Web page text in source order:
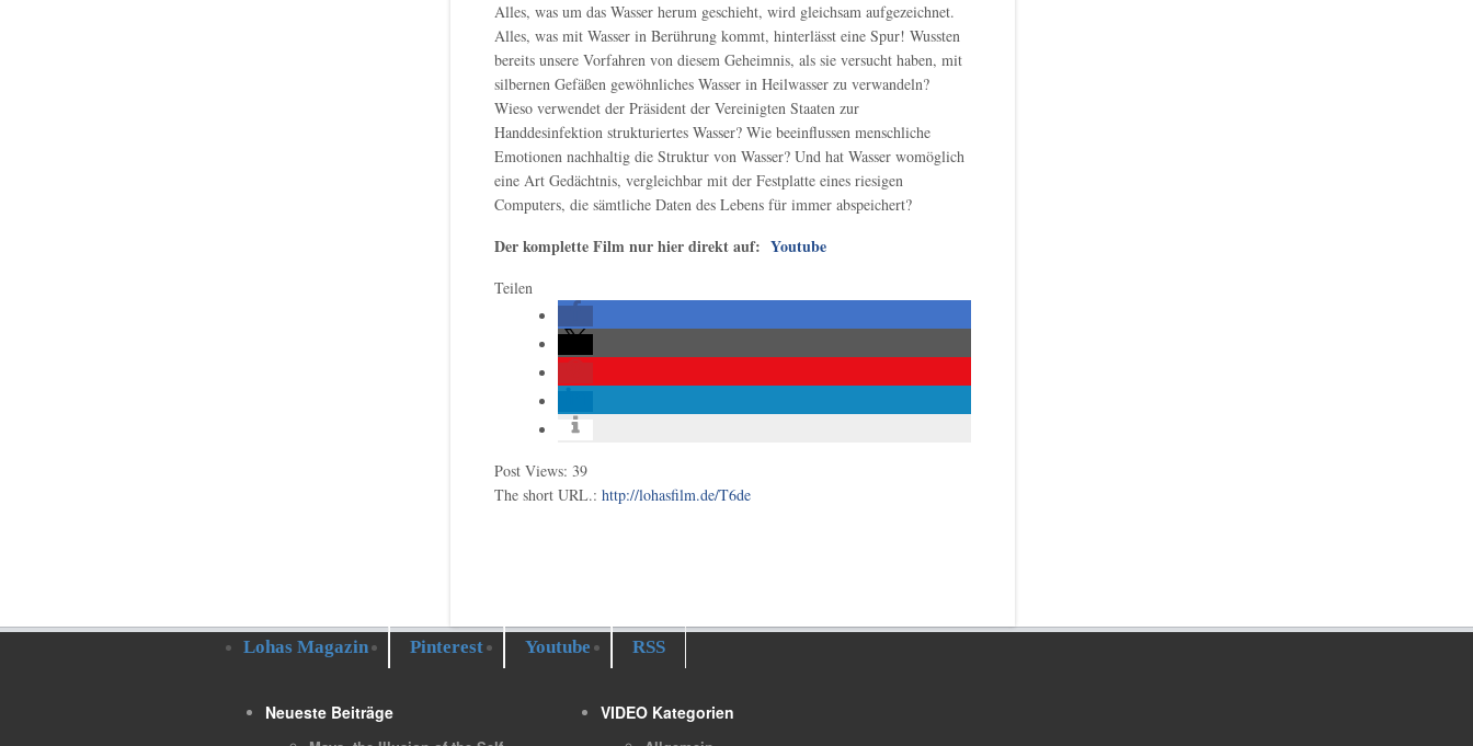
Alles, was um das Wasser herum geschieht, wird gleichsam aufgezeichnet.
Alles, was mit Wasser in Berührung kommt, hinterlässt eine Spur! Wussten
bereits unsere Vorfahren von diesem Geheimnis, als sie versucht haben, mit
silbernen Gefäßen gewöhnliches Wasser in Heilwasser zu verwandeln?
Wieso verwendet der Präsident der Vereinigten Staaten zur
Handdesinfektion strukturiertes Wasser? Wie beeinflussen menschliche
Emotionen nachhaltig die Struktur von Wasser? Und hat Wasser womöglich
eine Art Gedächtnis, vergleichbar mit der Festplatte eines riesigen
Computers, die sämtliche Daten des Lebens für immer abspeichert?
Der komplette Film nur hier direkt auf: Youtube
Teilen
Post Views: 39
The short URL.: http://lohasfilm.de/T6de
Lohas Magazin Pinterest Youtube RSS
Neueste Beiträge VIDEO Kategorien